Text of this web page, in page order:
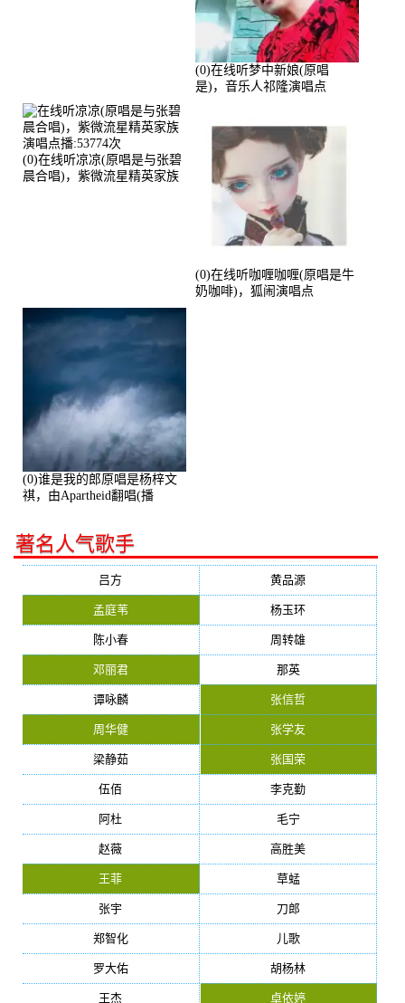
(0)在线听梦中新娘(原唱
是)，音乐人祁隆演唱点
(0)在线听凉凉(原唱是与张碧
晨合唱)，紫微流星精英家族
(0)在线听咖喱咖喱(原唱是牛
奶咖啡)，狐闹演唱点
(0)谁是我的郎原唱是杨梓文
祺，由Apartheid翻唱(播
著名人气歌手
吕方 黄品源
孟庭苇 杨玉环
陈小春 周转雄
邓丽君 那英
谭咏麟 张信哲
周华健 张学友
梁静茹 张国荣
伍佰 李克勤
阿杜 毛宁
赵薇 高胜美
王菲 草蜢
张宇 刀郎
郑智化 儿歌
罗大佑 胡杨林
王杰 卓依婷